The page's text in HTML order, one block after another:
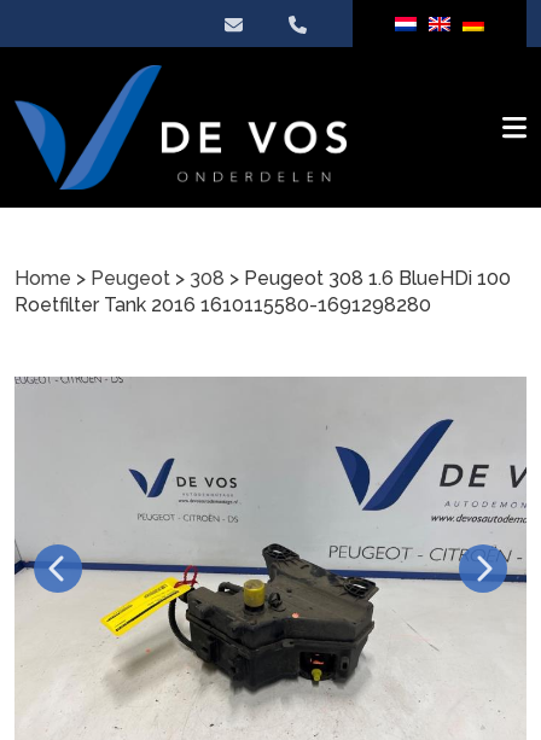
Home > Peugeot > 308 > Peugeot 308 1.6 BlueHDi 100
Roetfilter Tank 2016 1610115580-1691298280